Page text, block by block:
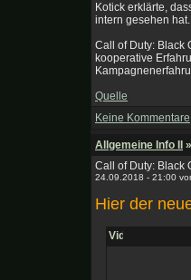
Kotick erklärte,
intern gesehen hat.
Call of Duty: Black
kooperative
Quelle
Keine Kommentare
Allgemeine Info II
Call of Duty: Black
24.09.2018 - 21:00
Hier der